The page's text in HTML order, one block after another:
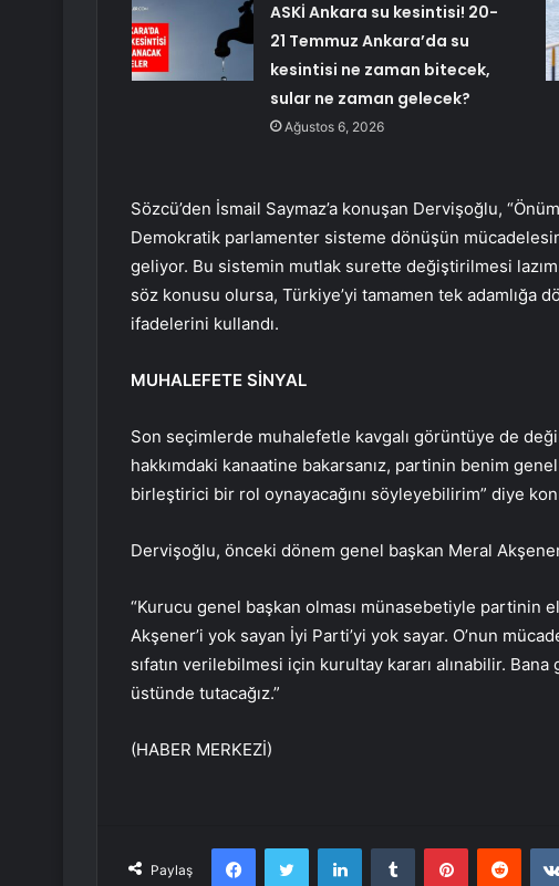
ASKİ Ankara su kesintisi! 20-
21 Temmuz Ankara’da su
kesintisi ne zaman bitecek,
sular ne zaman gelecek?
Ağustos 6, 2026
Sözcü’den İsmail Saymaz’a konuşan Dervişoğlu,
Demokratik parlamenter sisteme dönüşün
geliyor. Bu sistemin mutlak surette değiştirilmesi
söz konusu olursa, Türkiye’yi tamamen tek adamlığa
ifadelerini kullandı.
MUHALEFETE SİNYAL
Son seçimlerde muhalefetle kavgalı görüntüye de
hakkımdaki kanaatine bakarsanız, partinin benim
birleştirici bir rol oynayacağını söyleyebilirim” diye
Dervişoğlu, önceki dönem genel başkan Meral
“Kurucu genel başkan olması münasebetiyle partinin
Akşener’i yok sayan İyi Parti’yi yok sayar. O’nun
sıfatın verilebilmesi için kurultay kararı alınabilir.
üstünde tutacağız.”
(HABER MERKEZİ)
Paylaş
FacebookTwitter LinkedInTumblr Pinterest